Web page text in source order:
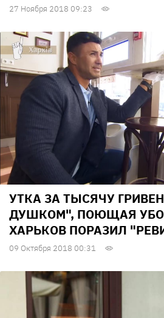
27 Ноября 2018 09:23
УТКА ЗА ТЫСЯЧУ
ДУШКОМ", ПОЮЩАЯ
ХАРЬКОВ ПОРАЗИЛ
09 Октября 2018 00:31